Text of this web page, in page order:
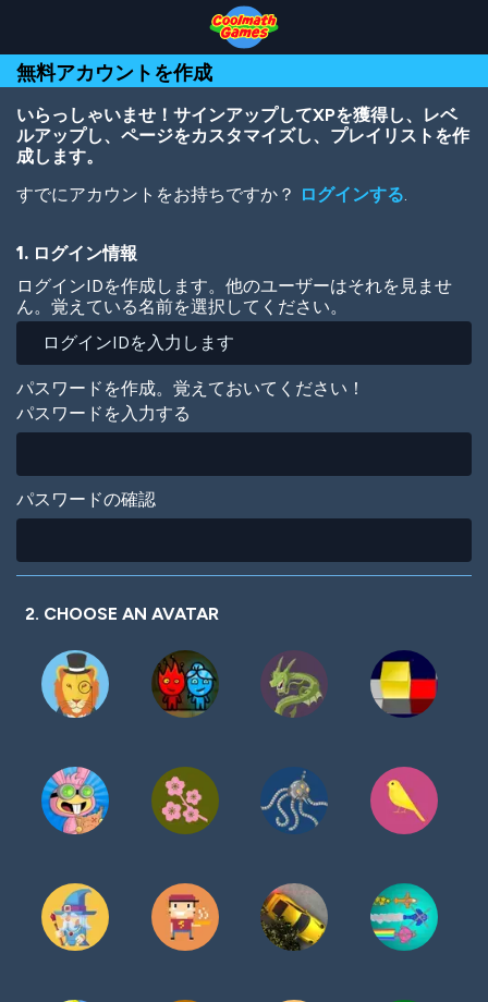
Top
of
Page
Navigation
Main
Content
Footer
ン
コ
ン
移
無料アカウントを作成
いらっしゃいませ！サインアップしてXPを獲得し、レベ
ルアップし、ページをカスタマイズし、プレイリストを作
成します。
すでにアカウントをお持ちですか？ ログインする.
1. ログイン情報
ログインIDを作成します。他のユーザーはそれを見ませ
ん。覚えている名前を選択してください。
パスワードを作成。覚えておいてください！
パスワードを入力する
パスワードの確認
2. CHOOSE AN AVATAR